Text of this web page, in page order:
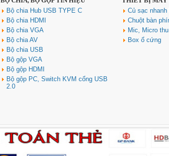
Bộ chia Hub USB TYPE C
Bộ chia HDMI
Bộ chia VGA
Bộ chia AV
Bộ chia USB
Bộ gộp VGA
Bộ gộp HDMI
Bộ gộp PC, Switch KVM cổng USB
2.0
Củ sạc nhanh
Chuột bàn
Mic, Micro
Box ổ cứng